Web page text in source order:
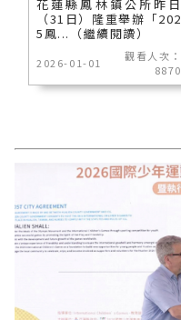
花蓮縣鳳林鎮公所昨日
（31日）隆重舉辦「202
5鳳...（繼續閱讀）
2026-01-01
觀看人次：
8870